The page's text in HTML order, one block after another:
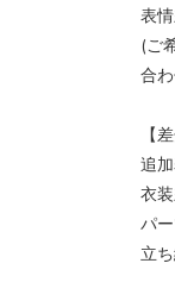
表
(ご
合
【
追
衣
パ
立